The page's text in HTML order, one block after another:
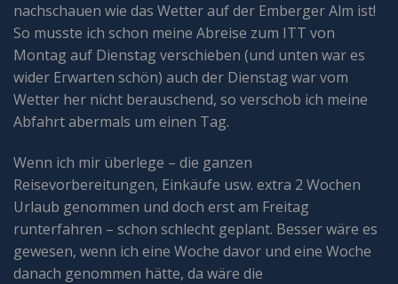
nachschauen wie das Wetter auf der Emberger Alm ist!
So musste ich schon meine Abreise zum ITT von
Montag auf Dienstag verschieben (und unten war es
wider Erwarten schön) auch der Dienstag war vom
Wetter her nicht berauschend, so verschob ich meine
Abfahrt abermals um einen Tag.
Wenn ich mir überlege – die ganzen
Reisevorbereitungen, Einkäufe usw. extra 2 Wochen
Urlaub genommen und doch erst am Freitag
runterfahren – schon schlecht geplant. Besser wäre es
gewesen, wenn ich eine Woche davor und eine Woche
danach genommen hätte, da wäre die